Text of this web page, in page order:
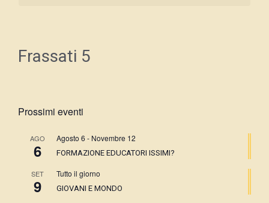
Frassati 5
Prossimi eventi
AGO
6
Agosto 6 - Novembre 12
FORMAZIONE EDUCATORI ISSIMI?
SET
9
Tutto il giorno
GIOVANI E MONDO